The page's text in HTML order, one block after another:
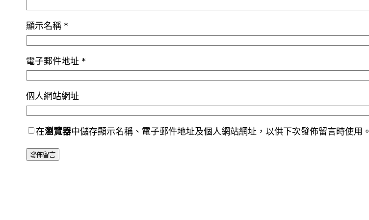
顯示名稱 *
電子郵件地址 *
個人網站網址
在瀏覽器中儲存顯示名稱、電子郵件地址及個人網站網址，以供下次發佈留言時使用。